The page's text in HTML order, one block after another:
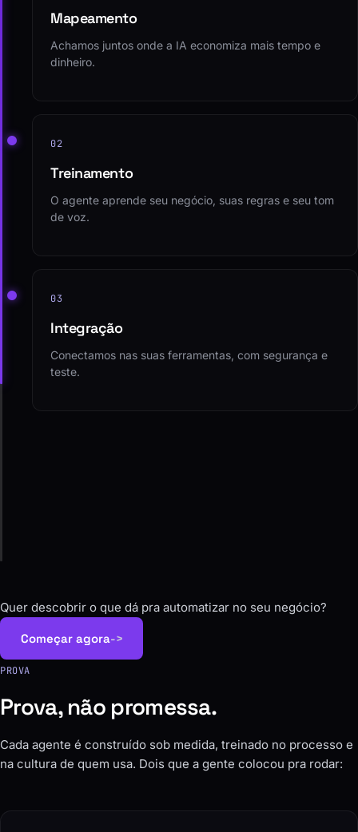
Mapeamento
Achamos juntos onde a IA economiza mais tempo e
dinheiro.
02
Treinamento
O agente aprende seu negócio, suas regras e seu tom
de voz.
03
Integração
Conectamos nas suas ferramentas, com segurança e
teste.
Quer descobrir o que dá pra automatizar no seu negócio?
Começar agora->
PROVA
Prova, não promessa.
Cada agente é construído sob medida, treinado no processo e
na cultura de quem usa. Dois que a gente colocou pra rodar: